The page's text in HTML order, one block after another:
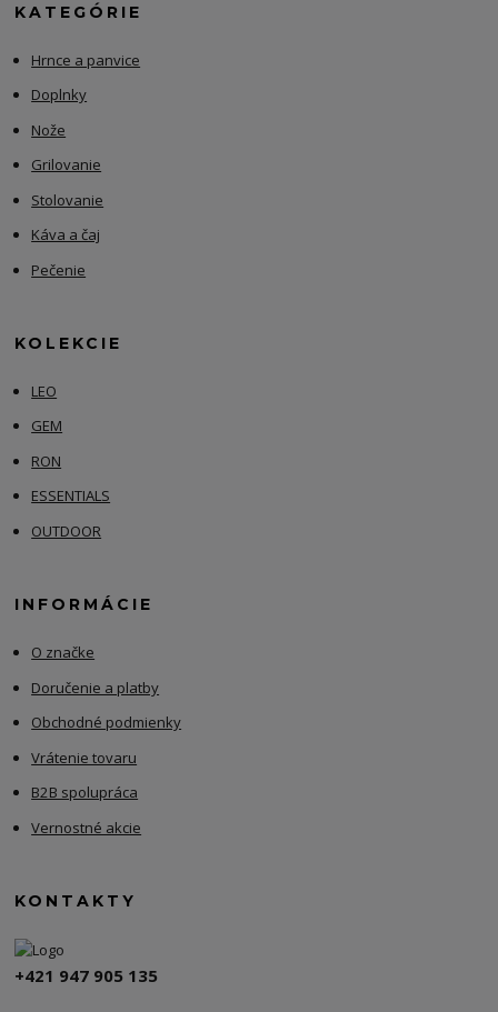
KATEGÓRIE
Hrnce a panvice
Doplnky
Nože
Grilovanie
Stolovanie
Káva a čaj
Pečenie
KOLEKCIE
LEO
GEM
RON
ESSENTIALS
OUTDOOR
INFORMÁCIE
O značke
Doručenie a platby
Obchodné podmienky
Vrátenie tovaru
B2B spolupráca
Vernostné akcie
KONTAKTY
+421 947 905 135